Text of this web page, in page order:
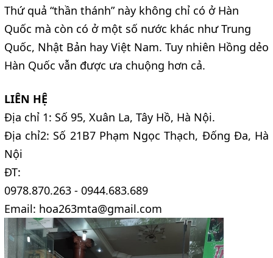
Thứ quả “thần thánh” này không chỉ có ở Hàn
Quốc mà còn có ở một số nước khác như Trung
Quốc, Nhật Bản hay Việt Nam. Tuy nhiên Hồng dẻo
Hàn Quốc vẫn được ưa chuộng hơn cả.
LIÊN HỆ
Địa chỉ 1: Số 95, Xuân La, Tây Hồ, Hà Nội.
Địa chỉ2: Số 21B7 Phạm Ngọc Thạch, Đống Đa, Hà
Nội
ĐT:
0978.870.263 - 0944.683.689
Email: hoa263mta@gmail.com